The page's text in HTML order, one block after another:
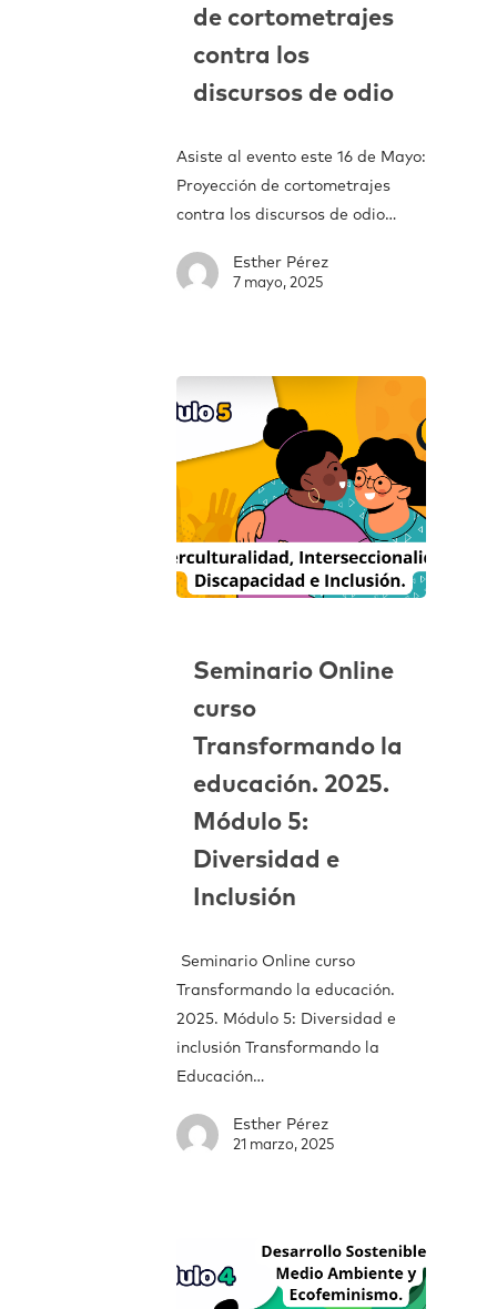
de cortometrajes
contra los
discursos de odio
Asiste al evento este 16 de Mayo:
Proyección de cortometrajes
contra los discursos de odio…
Esther Pérez
7 mayo, 2025
Seminario Online
curso
Transformando la
educación. 2025.
Módulo 5:
Diversidad e
Inclusión
Seminario Online curso
Transformando la educación.
2025. Módulo 5: Diversidad e
inclusión Transformando la
Educación…
Esther Pérez
21 marzo, 2025